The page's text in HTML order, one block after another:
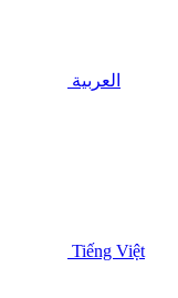
العربية
Tiếng Việt